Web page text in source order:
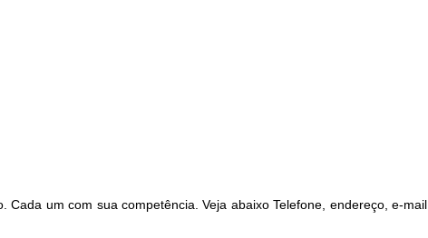
Cada um com sua competência. Veja abaixo Telefone, endereço, e-mail